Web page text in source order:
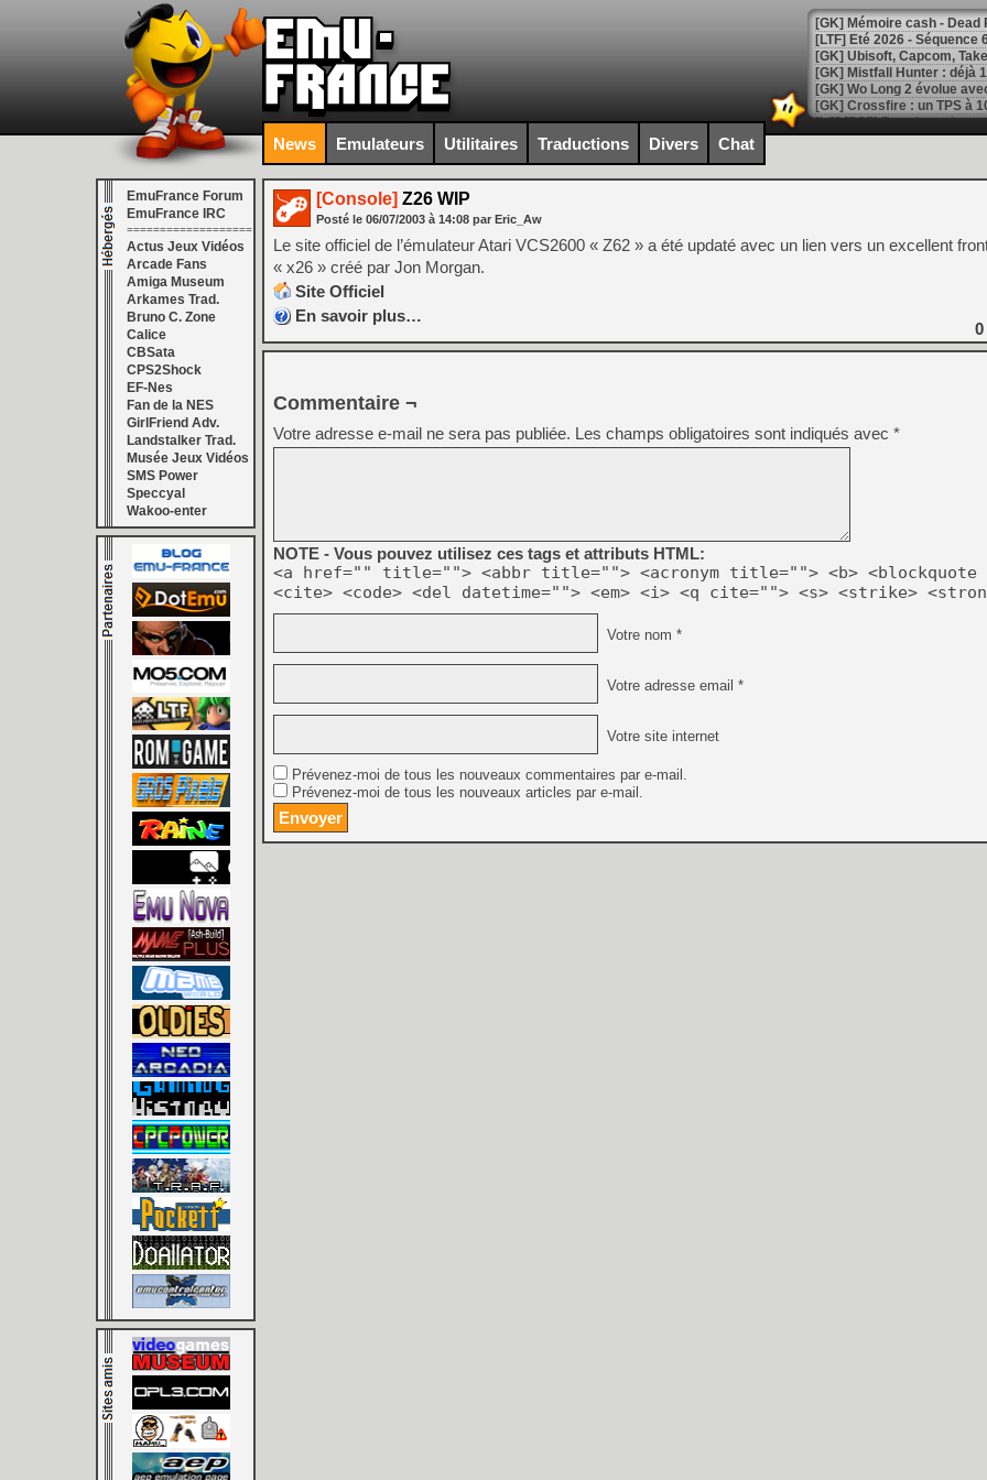
[LTF] Eté 2026 - Séquence
[GK] Mistfall Hunter : déjà
[GK] Wo Long 2 évolue
[GK] Crossfire : un TPS à
[LS] [PS5] Premiers
[Mo5] DOOM arrive en
[GK] Bethesda fête les 30
[GK] Roblox : l'action en
[GK] Agenda - GeForce
[GK] Devolver Digital en a
[LS] [PS5] ps5-y2jb-
[GK] Pourquoi Marvel
[GK] Test : Restory : Chill
[GK] GTA 6 : Rockstar
[GK] Hot Wheels Infinite
[GK] Mémoire cash -
[GK] Résultats Nintendo :
[GK] Déjà des
[Mo5] Brickboy cherche à
[GK] Minecraft et ses «
[GK] Beast of
[GK] Ubisoft : fin de partie
[GK] Mémoire cash -
[GK] Dan Houser (GTA)
[GK] Comment EA Sports
[GK] Crimson Moon : un
[GK] Isle of Reveries : le
[GK] Moonlighter 2 : The
[GK] Capcom relance
[GK] Guillermo del Toro
News Emulateurs Utilitaires Traductions Divers Chat
EmuFrance Forum
EmuFrance IRC
===================
Actus Jeux Vidéos
Arcade Fans
Amiga Museum
Arkames Trad.
Bruno C. Zone
Calice
CBSata
CPS2Shock
EF-Nes
Fan de la NES
GirlFriend Adv.
Landstalker Trad.
Musée Jeux Vidéos
SMS Power
Speccyal
Wakoo-enter
[Console] Z26 WIP
Posté le 06/07/2003 à 14:08 par Eric_Aw
Le site officiel de l’émulateur Atari VCS2600 « Z62 » a été updaté avec un lien vers un excellent
« x26 » créé par Jon Morgan.
Site Officiel
En savoir plus…
0
Commentaire ¬
Votre adresse e-mail ne sera pas publiée. Les champs obligatoires sont indiqués avec *
NOTE - Vous pouvez utilisez ces tags et attributs HTML:
<a href="" title=""> <abbr title=""> <acronym title=""> <b> <blockquote
<cite> <code> <del datetime=""> <em> <i> <q cite=""> <s> <strike>
Votre nom *
Votre adresse email *
Votre site internet
Prévenez-moi de tous les nouveaux commentaires par e-mail.
Prévenez-moi de tous les nouveaux articles par e-mail.